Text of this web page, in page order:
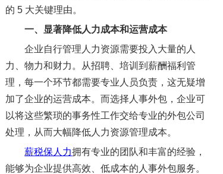
的 5 大关键理由。
一、 显著降低人力成本和运营成本
企业自行管理人力资源需要投入大量的人
力、物力和财力。从招聘、培训到薪酬福利管
理，每一个环节都需要专业人员负责，这无疑增
加了企业的运营成本。而选择人事外包，企业可
以将这些繁琐的事务性工作交给专业的外包公司
处理，从而大幅降低人力资源管理成本。
薪税保人力拥有专业的团队和丰富的经验，
能够为企业提供高效、低成本的人事外包服务。